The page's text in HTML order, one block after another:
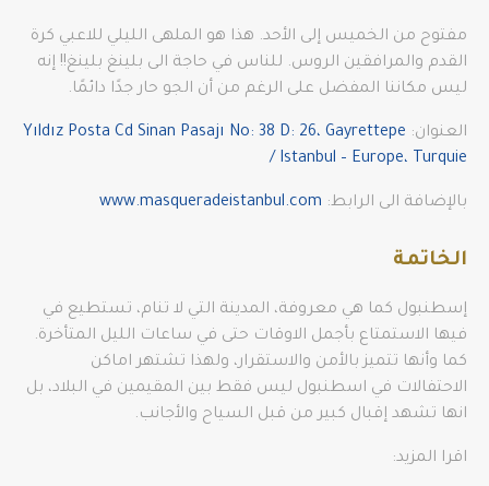
مفتوح من الخميس إلى الأحد. هذا هو الملهى الليلي للاعبي كرة
القدم والمرافقين الروس. للناس في حاجة الى بلينغ بلينغ!! إنه
ليس مكاننا المفضل على الرغم من أن الجو حار جدًا دائمًا.
العنوان: Yıldız Posta Cd Sinan Pasajı No: 38 D: 26، Gayrettepe
/ Istanbul – Europe، Turquie
بالإضافة الى الرابط: www.masqueradeistanbul.com
الخاتمة
إسطنبول كما هي معروفة، المدينة التي لا تنام، تستطيع في
فيها الاستمتاع بأجمل الاوقات حتى في ساعات الليل المتأخرة.
كما وأنها تتميز بالأمن والاستقرار، ولهذا تشتهر اماكن
الاحتفالات في اسطنبول ليس فقط بين المقيمين في البلاد، بل
انها تشهد إقبال كبير من قبل السياح والأجانب.
اقرا المزيد: